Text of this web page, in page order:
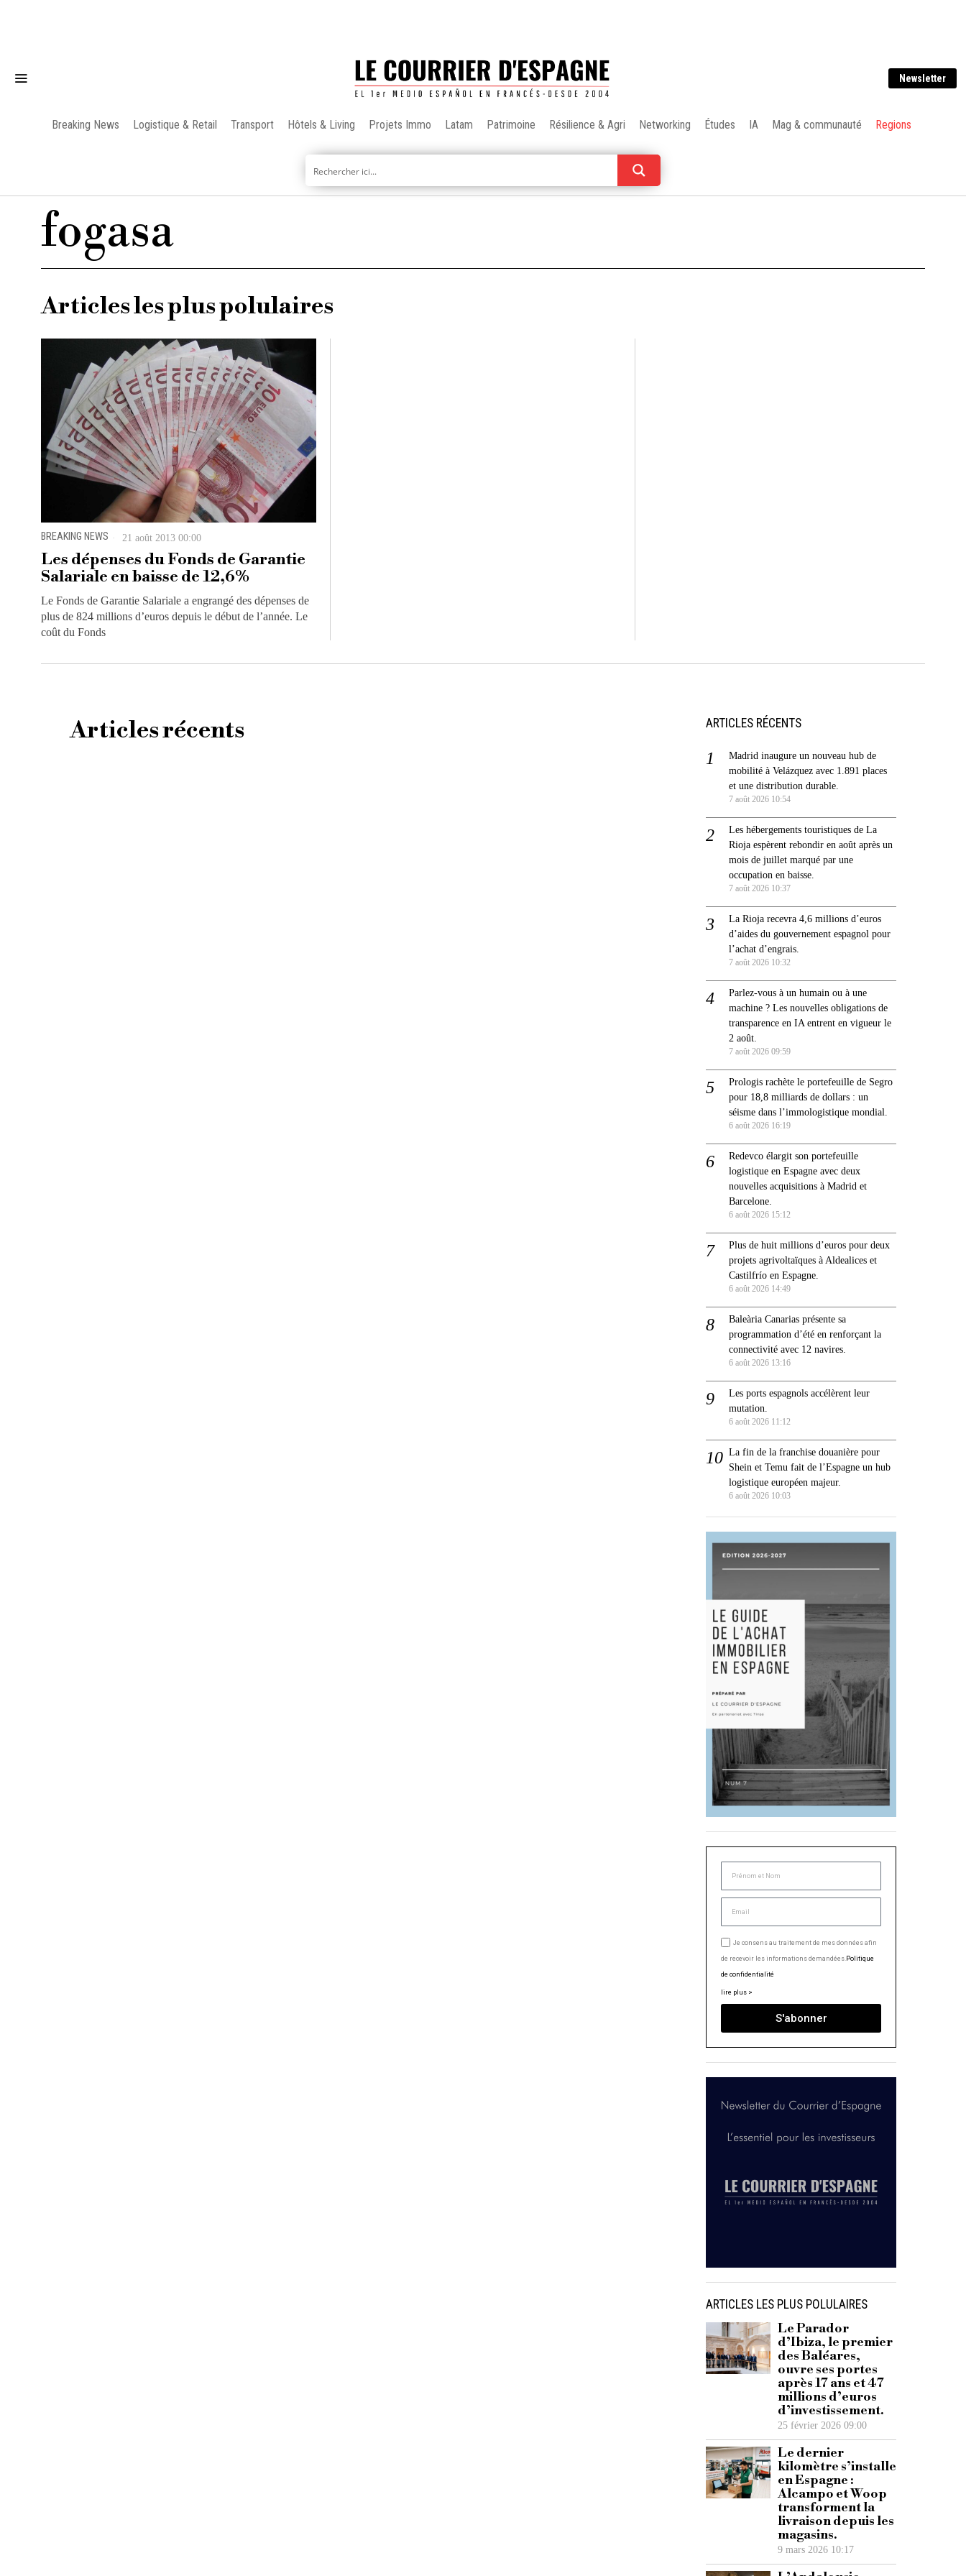
Newsletter
Breaking News Logistique & Retail Transport Hôtels & Living Projets Immo Latam Patrimoine Résilience & Agri Networking Études IA Mag & communauté Regions
fogasa
Articles les plus polulaires
BREAKING NEWS 21 août 2013 00:00
Les dépenses du Fonds de Garantie
Salariale en baisse de 12,6%
Le Fonds de Garantie Salariale a engrangé des dépenses de
plus de 824 millions d’euros depuis le début de l’année. Le
coût du Fonds
Articles récents ARTICLES RÉCENTS
Madrid inaugure un nouveau hub de
mobilité à Velázquez avec 1.891 places
et une distribution durable.
7 août 2026 10:54
Les hébergements touristiques de La
Rioja espèrent rebondir en août après un
mois de juillet marqué par une
occupation en baisse.
7 août 2026 10:37
La Rioja recevra 4,6 millions d’euros
d’aides du gouvernement espagnol pour
l’achat d’engrais.
7 août 2026 10:32
Parlez-vous à un humain ou à une
machine ? Les nouvelles obligations de
transparence en IA entrent en vigueur le
2 août.
7 août 2026 09:59
Prologis rachète le portefeuille de Segro
pour 18,8 milliards de dollars : un
séisme dans l’immologistique mondial.
6 août 2026 16:19
Redevco élargit son portefeuille
logistique en Espagne avec deux
nouvelles acquisitions à Madrid et
Barcelone.
6 août 2026 15:12
Plus de huit millions d’euros pour deux
projets agrivoltaïques à Aldealices et
Castilfrío en Espagne.
6 août 2026 14:49
Baleària Canarias présente sa
programmation d’été en renforçant la
connectivité avec 12 navires.
6 août 2026 13:16
Les ports espagnols accélèrent leur
mutation.
6 août 2026 11:12
La fin de la franchise douanière pour
Shein et Temu fait de l’Espagne un hub
logistique européen majeur.
6 août 2026 10:03
Je consens au traitement de mes données afin
de recevoir les informations demandées.Politique
de confidentialité
lire plus >
S'abonner
ARTICLES LES PLUS POLULAIRES
Le Parador
d’Ibiza, le premier
des Baléares,
ouvre ses portes
après 17 ans et 47
millions d’euros
d’investissement.
25 février 2026 09:00
Le dernier
kilomètre s’installe
en Espagne :
Alcampo et Woop
transforment la
livraison depuis les
magasins.
9 mars 2026 10:17